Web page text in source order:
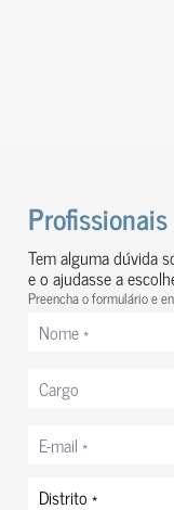
Tem alguma dúvida
e o ajudasse a
Preencha o formulário e
eletrónico
Distrito